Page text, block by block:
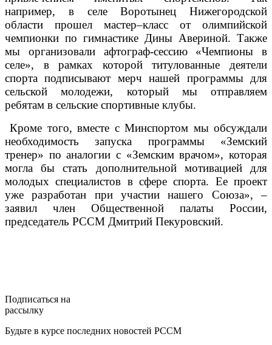
например, в селе Воротынец Нижегородской
области прошел мастер–класс от олимпийской
чемпионки по гимнастике Дины Авериной. Также
мы организовали афтограф-сессию «Чемпионы в
селе», в рамках которой титулованные деятели
спорта подписывают мерч нашей программы для
сельской молодежи, который мы отправляем
ребятам в сельские спортивные клубы.
Кроме того, вместе с Минспортом мы обсуждали
необходимость запуска программы «Земский
тренер» по аналогии с «Земским врачом», которая
могла бы стать дополнительной мотивацией для
молодых специалистов в сфере спорта. Ее проект
уже разработан при участии нашего Союза», –
заявил член Общественной палаты России,
председатель РССМ Дмитрий Пекуровский.
Подписаться на
рассылку
Будьте в курсе последних новостей РССМ